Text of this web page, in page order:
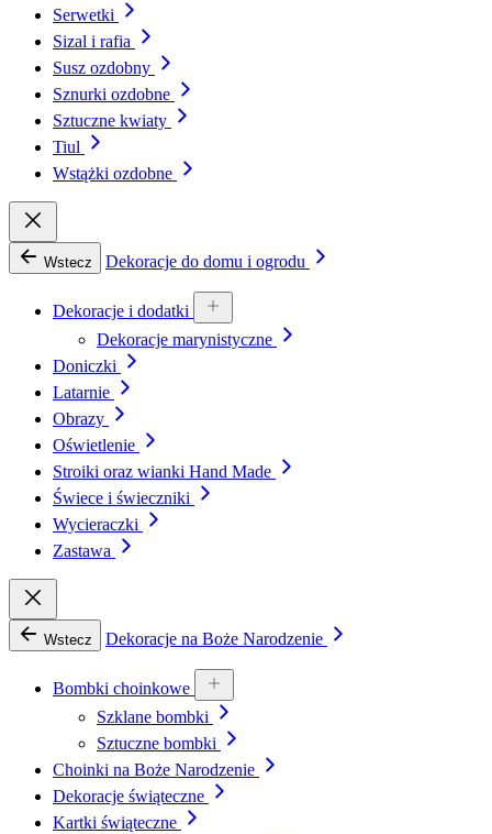
Serwetki
Sizal i rafia
Susz ozdobny
Sznurki ozdobne
Sztuczne kwiaty
Tiul
Wstążki ozdobne
Wstecz Dekoracje do domu i ogrodu
Dekoracje i dodatki
Dekoracje marynistyczne
Doniczki
Latarnie
Obrazy
Oświetlenie
Stroiki oraz wianki Hand Made
Świece i świeczniki
Wycieraczki
Zastawa
Wstecz Dekoracje na Boże Narodzenie
Bombki choinkowe
Szklane bombki
Sztuczne bombki
Choinki na Boże Narodzenie
Dekoracje świąteczne
Kartki świąteczne